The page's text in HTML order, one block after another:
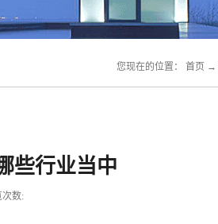
您现在的位置： 首页 →
些行业当中
次数: